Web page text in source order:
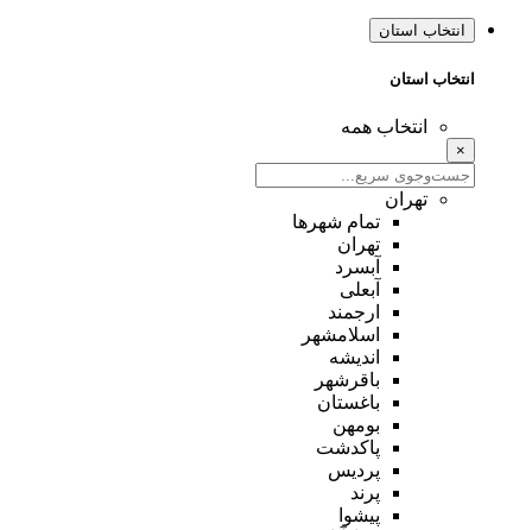
انتخاب استان
انتخاب استان
انتخاب همه
×
تهران
تمام شهر‌ها
تهران
آبسرد
آبعلی
ارجمند
اسلامشهر
اندیشه
باقرشهر
باغستان
بومهن
پاکدشت
پردیس
پرند
پیشوا